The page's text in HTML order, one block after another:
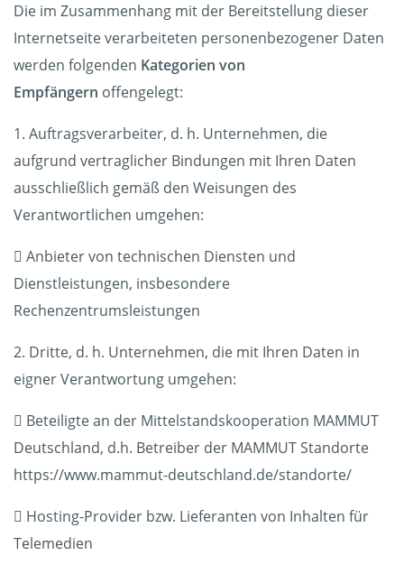
Die im Zusammenhang mit der Bereitstellung dieser
Internetseite verarbeiteten personenbezogener Daten
werden folgenden Kategorien von
Empfängern offengelegt:
1. Auftragsverarbeiter, d. h. Unternehmen, die
aufgrund vertraglicher Bindungen mit Ihren Daten
ausschließlich gemäß den Weisungen des
Verantwortlichen umgehen:
 Anbieter von technischen Diensten und
Dienstleistungen, insbesondere
Rechenzentrumsleistungen
2. Dritte, d. h. Unternehmen, die mit Ihren Daten in
eigner Verantwortung umgehen:
 Beteiligte an der Mittelstandskooperation MAMMUT
Deutschland, d.h. Betreiber der MAMMUT Standorte
https://www.mammut-deutschland.de/standorte/
 Hosting-Provider bzw. Lieferanten von Inhalten für
Telemedien